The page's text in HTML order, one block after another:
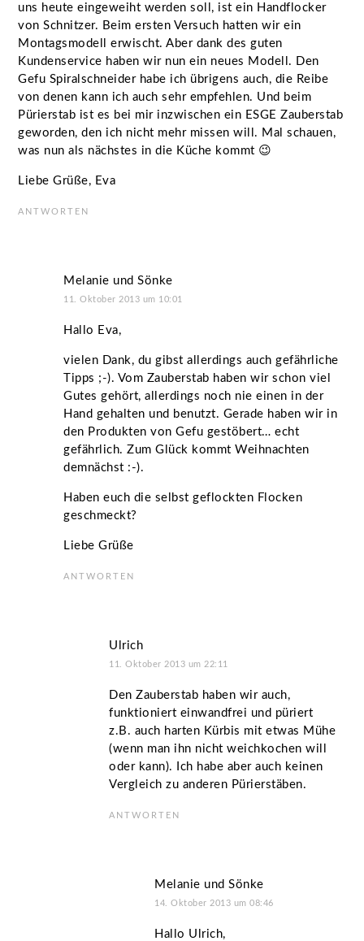
uns heute eingeweiht werden soll, ist ein Handflocker
von Schnitzer. Beim ersten Versuch hatten wir ein
Montagsmodell erwischt. Aber dank des guten
Kundenservice haben wir nun ein neues Modell. Den
Gefu Spiralschneider habe ich übrigens auch, die Reibe
von denen kann ich auch sehr empfehlen. Und beim
Pürierstab ist es bei mir inzwischen ein ESGE Zauberstab
geworden, den ich nicht mehr missen will. Mal schauen,
was nun als nächstes in die Küche kommt 😉
Liebe Grüße, Eva
ANTWORTEN
Melanie und Sönke
11. Oktober 2013 um 10:01
Hallo Eva,
vielen Dank, du gibst allerdings auch gefährliche
Tipps ;-). Vom Zauberstab haben wir schon viel
Gutes gehört, allerdings noch nie einen in der
Hand gehalten und benutzt. Gerade haben wir in
den Produkten von Gefu gestöbert… echt
gefährlich. Zum Glück kommt Weihnachten
demnächst :-).
Haben euch die selbst geflockten Flocken
geschmeckt?
Liebe Grüße
ANTWORTEN
Ulrich
11. Oktober 2013 um 22:11
Den Zauberstab haben wir auch,
funktioniert einwandfrei und püriert
z.B. auch harten Kürbis mit etwas Mühe
(wenn man ihn nicht weichkochen will
oder kann). Ich habe aber auch keinen
Vergleich zu anderen Pürierstäben.
ANTWORTEN
Melanie und Sönke
14. Oktober 2013 um 08:46
Hallo Ulrich,